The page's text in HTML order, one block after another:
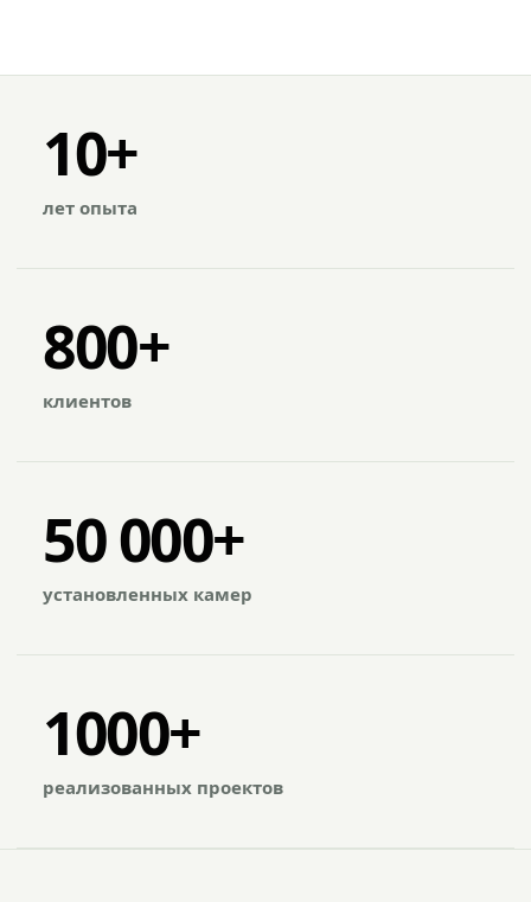
10+
лет опыта
800+
клиентов
50 000+
установленных камер
1000+
реализованных проектов